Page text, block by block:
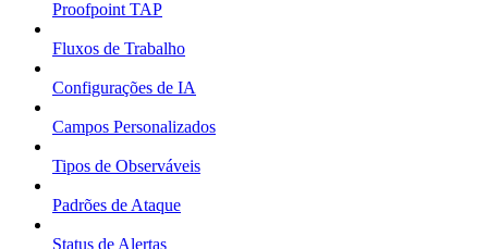
Proofpoint TAP
Fluxos de Trabalho
Configurações de IA
Campos Personalizados
Tipos de Observáveis
Padrões de Ataque
Status de Alertas